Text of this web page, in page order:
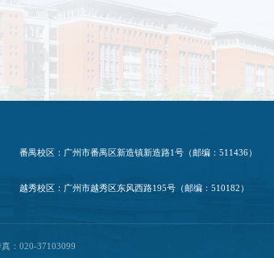
番禺校区：广州市番禺区新造镇新造路1号（邮编：511436）
越秀校区：广州市越秀区东风西路195号（邮编：510182）
：020-37103099